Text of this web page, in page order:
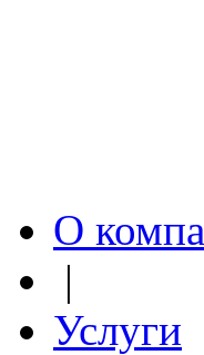
О
|
Услуги